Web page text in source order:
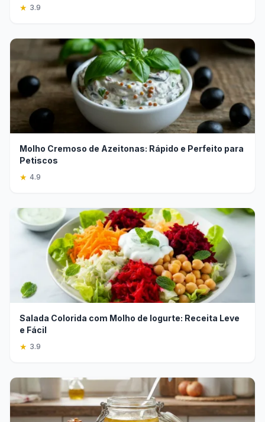
★ 3.9
Molho Cremoso de Azeitonas: Rápido e Perfeito para
Petiscos
★ 4.9
Salada Colorida com Molho de Iogurte: Receita Leve
e Fácil
★ 3.9